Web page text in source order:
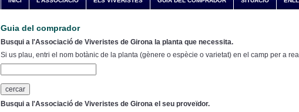
Guia del comprador
Busqui a l'Associació de Viveristes de Girona la planta que necessita.
Si us plau, entri el nom botànic de la planta (gènere o espècie o varietat) en el camp per a
Busqui a l'Associació de Viveristes de Girona el seu proveïdor.